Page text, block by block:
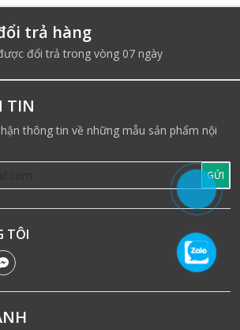
trả hàng
đổi trả trong vòng 07 ngày
TIN
thông tin về những mẫu sản phẩm nội
GỬI
TÔI